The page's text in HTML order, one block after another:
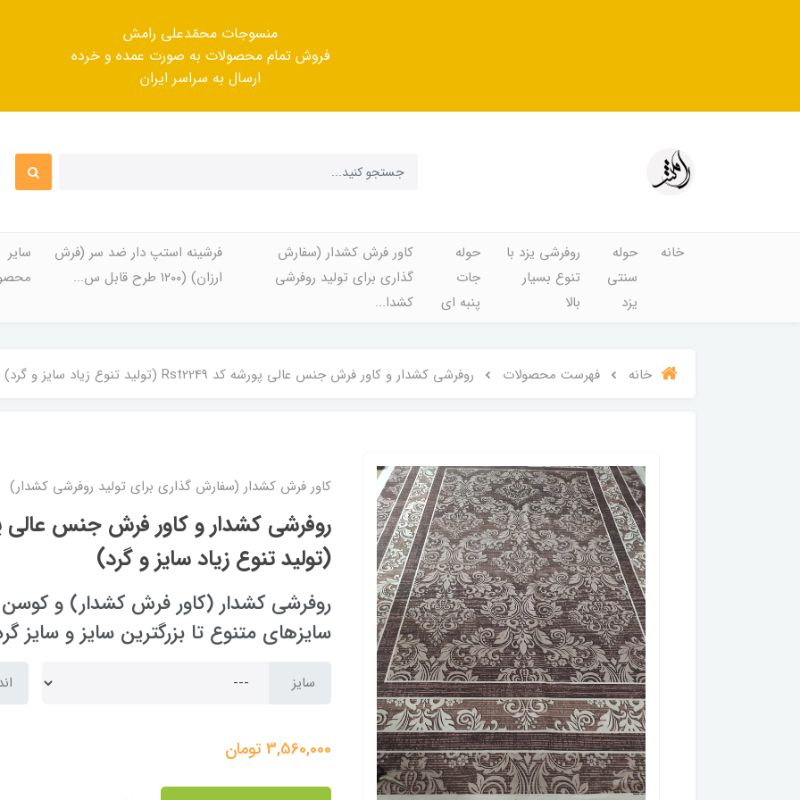
منسوجات محمّدعلی رامش
فروش تمام محصولات به صورت عمده و خرده
ارسال به سراسر ایران
خانه
حوله
سنتی
یزد
روفرشی یزد با
تنوع بسیار
بالا
حوله
جات
پنبه ای
کاور فرش کشدار (سفارش
گذاری برای تولید روفرشی
کشدا...
فرشینه استپ دار ضد سر (فرش
ارزان) (۱۲۰۰ طرح قابل س...
سایر
خانه فهرست محصولات روفرشی کشدار و کاور فرش جنس عالی پورشه کد Rst2249 (تولید تنوع زیاد سایز و گرد)
کاور فرش کشدار (سفارش گذاری برای تولید روفرشی کشدار)
(تولید تنوع زیاد سایز و گرد)
روفرشی کشدار (کاور فرش کشدار) و کوسن
سایزهای متنوع تا بزرگترین سایز و سایز
سایز
3,560,000تومان